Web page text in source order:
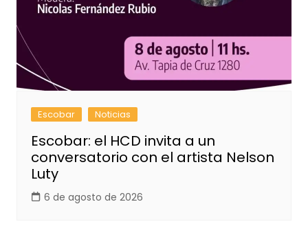
Escobar Noticias
Escobar: el HCD invita a un
conversatorio con el artista Nelson
Luty
6 de agosto de 2026